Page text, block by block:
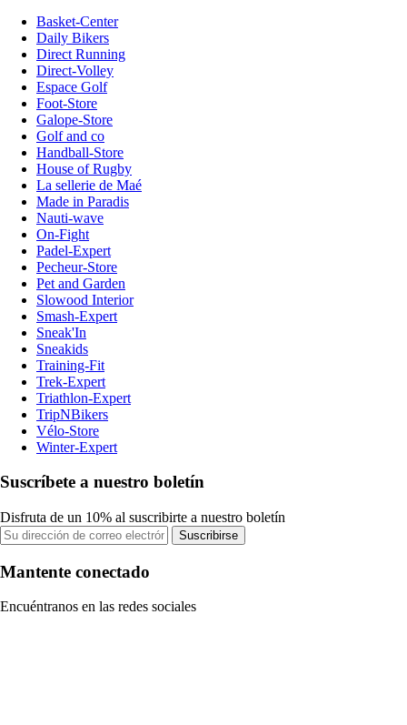
Basket-Center
Daily Bikers
Direct Running
Direct-Volley
Espace Golf
Foot-Store
Galope-Store
Golf and co
Handball-Store
House of Rugby
La sellerie de Maé
Made in Paradis
Nauti-wave
On-Fight
Padel-Expert
Pecheur-Store
Pet and Garden
Slowood Interior
Smash-Expert
Sneak'In
Sneakids
Training-Fit
Trek-Expert
Triathlon-Expert
TripNBikers
Vélo-Store
Winter-Expert
Suscríbete a nuestro boletín
Disfruta de un 10% al suscribirte a nuestro boletín
Suscribirse
Mantente conectado
Encuéntranos en las redes sociales